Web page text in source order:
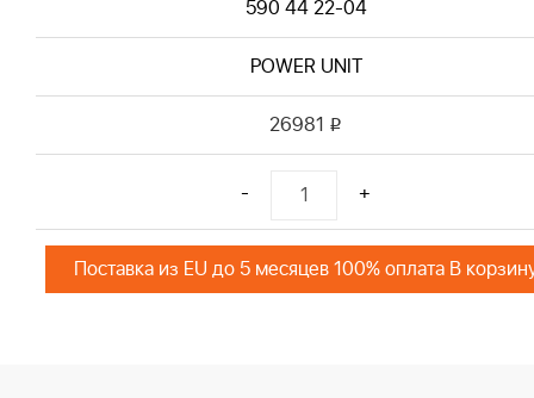
590 44 22-04
POWER UNIT
26981 i
- +
Поставка из EU до 5 месяцев 100% оплата В